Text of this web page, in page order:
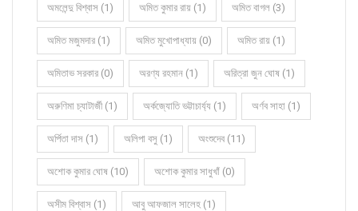
অমলেন্দু বিশ্বাস (1) অমিত কুমার রায় (1) অমিত বাগল (3)
অমিত মজুমদার (1) অমিত মুখোপাধ্যায় (0) অমিত রায় (1)
অমিতাভ সরকার (0) অরণ্য রহমান (1) অরিত্রা জুন ঘোষ (1)
অরুণিমা চ্যাটার্জী (1) অর্কজ্যোতি ভট্টাচার্য্য (1) অর্ণব সাহা (1)
অর্পিতা দাস (1) অলিপা বসু (1) অংশুদেব (11)
অশোক কুমার ঘোষ (10) অশোক কুমার সাধুখাঁ (0)
অসীম বিশ্বাস (1) আবু আফজাল সালেহ (1)